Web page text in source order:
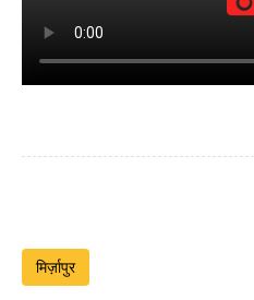
मिर्ज़ापुर